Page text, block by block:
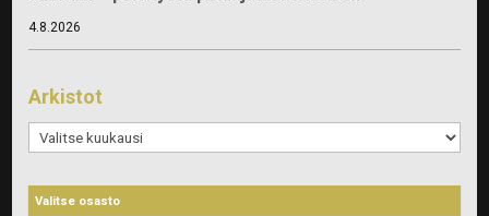
4.8.2026
Arkistot
Arkistot